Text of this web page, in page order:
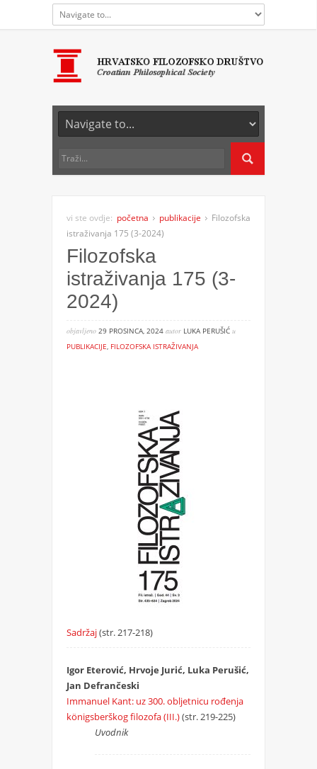
vi ste ovdje: početna publikacije
Filozofska
istraživanja 175 (3-2024)
Filozofska
istraživanja 175 (3-
2024)
objavljeno29 PROSINCA, 2024 autorLUKA PERUŠIĆ u
PUBLIKACIJE, FILOZOFSKA ISTRAŽIVANJA
Sadržaj(str. 217-218)
Igor Eterović, Hrvoje Jurić, Luka Perušić,
Jan Defrančeski
Immanuel Kant: uz 300. obljetnicu rođenja
königsberškog filozofa (III.)(str. 219-225)
Uvodnik